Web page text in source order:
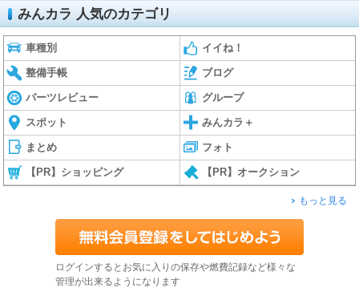
みんカラ 人気のカテゴリ
車種別 イイね！
整備手帳 ブログ
パーツレビュー グループ
スポット みんカラ＋
まとめ フォト
【PR】ショッピング 【PR】オークション
もっと見る
ログインするとお気に入りの保存や燃費記録など様々な
管理が出来るようになります